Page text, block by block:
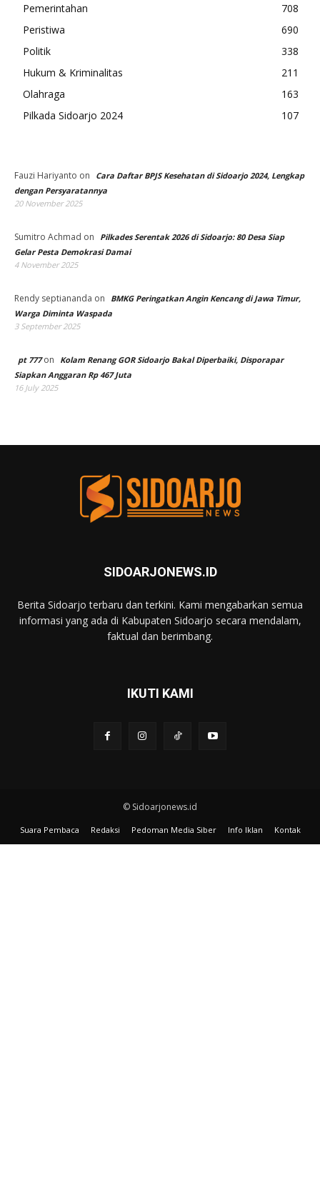
Pemerintahan
708
Peristiwa
690
Politik
338
Hukum & Kriminalitas
211
Olahraga
163
Pilkada Sidoarjo 2024
107
Fauzi Hariyanto on
Cara Daftar BPJS Kesehatan di Sidoarjo 2024, Lengkap
dengan Persyaratannya
20 November 2025
Sumitro Achmad on
Pilkades Serentak 2026 di Sidoarjo: 80 Desa Siap
Gelar Pesta Demokrasi Damai
4 November 2025
Rendy septiananda on
BMKG Peringatkan Angin Kencang di Jawa Timur,
Warga Diminta Waspada
3 September 2025
pt 777on
Kolam Renang GOR Sidoarjo Bakal Diperbaiki, Disporapar
Siapkan Anggaran Rp 467 Juta
16 July 2025
SIDOARJONEWS.ID
Berita Sidoarjo terbaru dan terkini. Kami mengabarkan semua
informasi yang ada di Kabupaten Sidoarjo secara mendalam,
faktual dan berimbang.
IKUTI KAMI
© Sidoarjonews.id
Suara Pembaca Redaksi Pedoman Media Siber Info Iklan Kontak